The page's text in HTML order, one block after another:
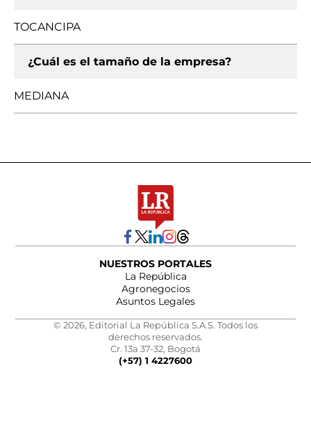
TOCANCIPA
¿Cuál es el tamaño de la empresa?
MEDIANA
NUESTROS PORTALES
La República
Agronegocios
Asuntos Legales
© 2026, Editorial La República S.A.S. Todos los
derechos reservados.
Cr. 13a 37-32, Bogotá
(+57) 1 4227600